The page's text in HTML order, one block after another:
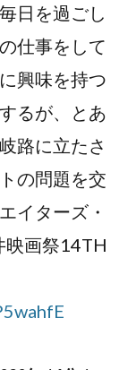
日を過ごし
仕事をして
興味を持つ
るが、とあ
路に立たさ
の問題を交
イターズ・
映画祭14TH